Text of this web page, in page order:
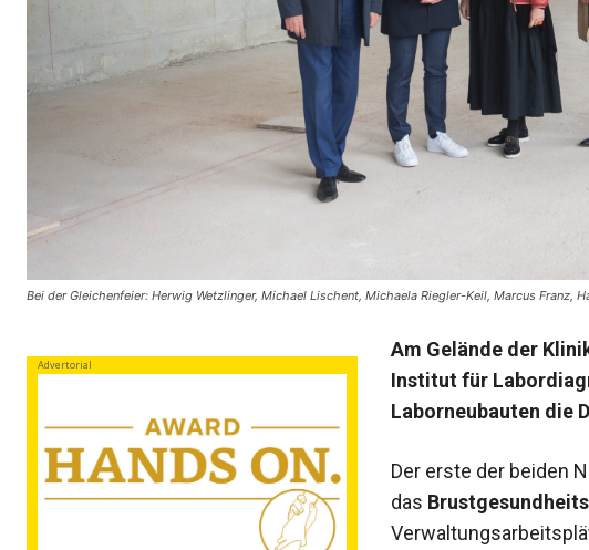
Bei der Gleichenfeier: Herwig Wetzlinger, Michael Lischent, Michaela Riegler-Keil, Marcus Franz,
Advertorial
Am Gelände der
Institut für
Laborneubauten die
Der erste der beiden
das